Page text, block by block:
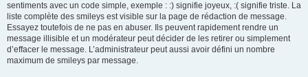
sentiments avec un code simple, exemple : :) signifie joyeux, :( signifie triste. La
liste complète des smileys est visible sur la page de rédaction de message.
Essayez toutefois de ne pas en abuser. Ils peuvent rapidement rendre un
message illisible et un modérateur peut décider de les retirer ou simplement
d’effacer le message. L’administrateur peut aussi avoir défini un nombre
maximum de smileys par message.